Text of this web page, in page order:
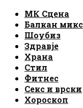
МК Сцена
Балкан микс
Шоубиз
Здравје
Храна
Стил
Фитнес
Секс и врски
Хороскоп